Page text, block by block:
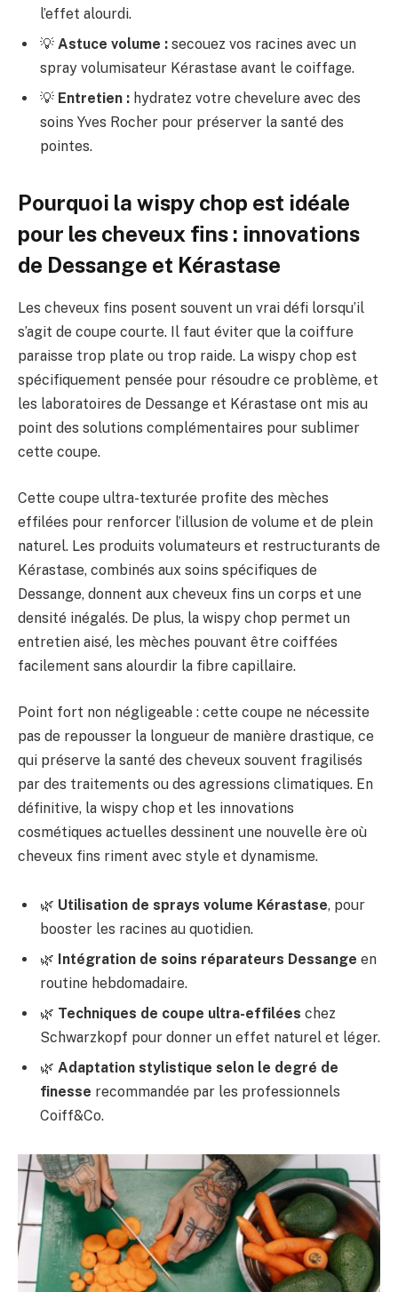
l’effet alourdi.
💡 Astuce volume : secouez vos racines avec un
spray volumisateur Kérastase avant le coiffage.
💡 Entretien : hydratez votre chevelure avec des
soins Yves Rocher pour préserver la santé des
pointes.
Pourquoi la wispy chop est idéale
pour les cheveux fins : innovations
de Dessange et Kérastase
Les cheveux fins posent souvent un vrai défi lorsqu’il
s’agit de coupe courte. Il faut éviter que la coiffure
paraisse trop plate ou trop raide. La wispy chop est
spécifiquement pensée pour résoudre ce problème, et
les laboratoires de Dessange et Kérastase ont mis au
point des solutions complémentaires pour sublimer
cette coupe.
Cette coupe ultra-texturée profite des mèches
effilées pour renforcer l’illusion de volume et de plein
naturel. Les produits volumateurs et restructurants de
Kérastase, combinés aux soins spécifiques de
Dessange, donnent aux cheveux fins un corps et une
densité inégalés. De plus, la wispy chop permet un
entretien aisé, les mèches pouvant être coiffées
facilement sans alourdir la fibre capillaire.
Point fort non négligeable : cette coupe ne nécessite
pas de repousser la longueur de manière drastique, ce
qui préserve la santé des cheveux souvent fragilisés
par des traitements ou des agressions climatiques. En
définitive, la wispy chop et les innovations
cosmétiques actuelles dessinent une nouvelle ère où
cheveux fins riment avec style et dynamisme.
🌿 Utilisation de sprays volume Kérastase, pour
booster les racines au quotidien.
🌿 Intégration de soins réparateurs Dessange en
routine hebdomadaire.
🌿 Techniques de coupe ultra-effilées chez
Schwarzkopf pour donner un effet naturel et léger.
🌿 Adaptation stylistique selon le degré de
finesse recommandée par les professionnels
Coiff&Co.